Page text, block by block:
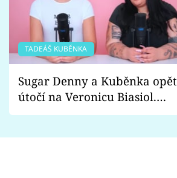
TADEÁŠ KUBĚNKA
Sugar Denny a Kuběnka opět
útočí na Veronicu Biasiol.
Proč je podle nich falešná a